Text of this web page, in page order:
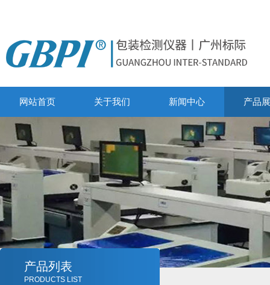
网站首页 关于我们 新闻中心 产品
产品列表
PRODUCTS LIST